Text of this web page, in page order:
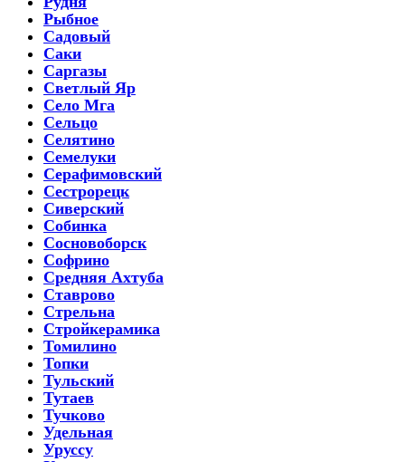
Рыбное
Садовый
Саки
Саргазы
Светлый Яр
Село Мга
Сельцо
Селятино
Семелуки
Серафимовский
Сестрорецк
Сиверский
Собинка
Сосновоборск
Софрино
Средняя Ахтуба
Ставрово
Стрельна
Стройкерамика
Томилино
Топки
Тульский
Тутаев
Тучково
Удельная
Уруссу